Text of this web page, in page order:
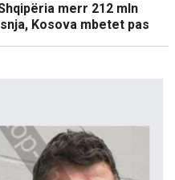
merr 212 mln
Kosova mbetet pas